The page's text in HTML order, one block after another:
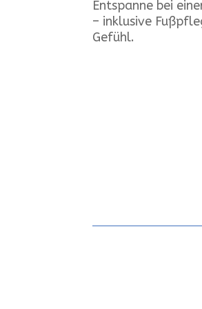
Entspanne bei
– inklusive
Gefühl.